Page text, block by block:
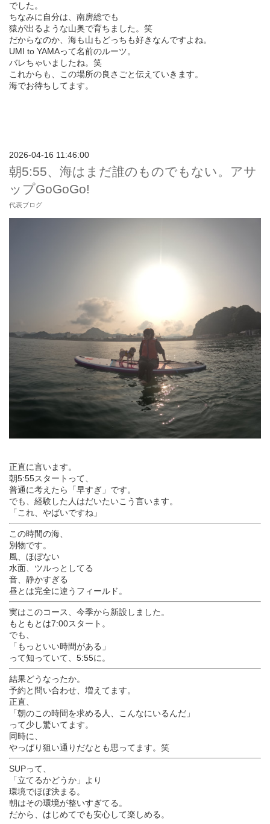
でした。
ちなみに自分は、南房総でも
猿が出るような山奥で育ちました。笑
だからなのか、海も山もどっちも好きなんですよね。
UMI to YAMAって名前のルーツ。
バレちゃいましたね。笑
これからも、この場所の良さごと伝えていきます。
海でお待ちしてます。
2026-04-16 11:46:00
朝5:55、海はまだ誰のものでもない。アサ
ップGoGoGo!
代表ブログ
正直に言います。
朝5:55スタートって、
普通に考えたら「早すぎ」です。
でも、経験した人はだいたいこう言います。
「これ、やばいですね」
この時間の海、
別物です。
風、ほぼない
水面、ツルっとしてる
音、静かすぎる
昼とは完全に違うフィールド。
実はこのコース、今季から新設しました。
もともとは7:00スタート。
でも、
「もっといい時間がある」
って知っていて、5:55に。
結果どうなったか。
予約と問い合わせ、増えてます。
正直、
「朝のこの時間を求める人、こんなにいるんだ」
って少し驚いてます。
同時に、
やっぱり狙い通りだなとも思ってます。笑
SUPって、
「立てるかどうか」より
環境でほぼ決まる。
朝はその環境が整いすぎてる。
だから、はじめてでも安心して楽しめる。